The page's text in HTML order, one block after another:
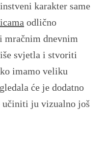
karakter same
odlično
dnevnim
svjetla i stvoriti
imamo veliku
će je dodatno
ju vizualno još